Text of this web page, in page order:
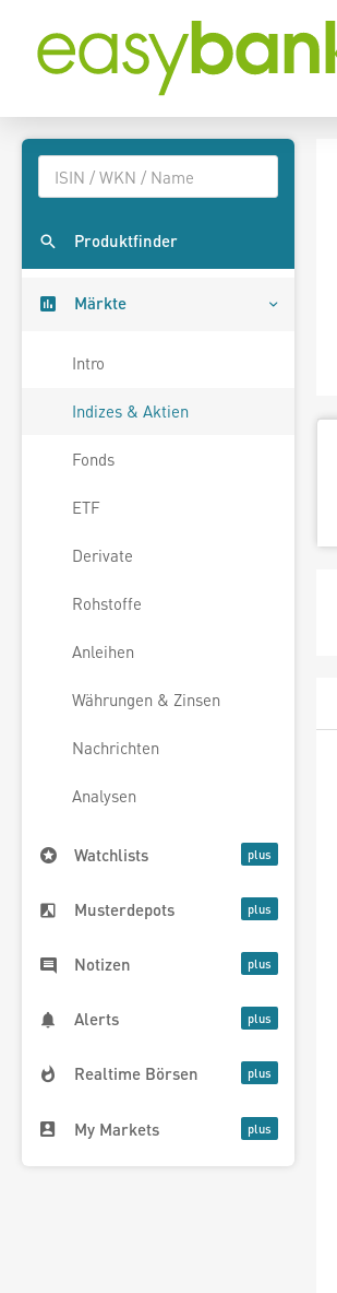
Produktfinder
Märkte
Intro
Indizes & Aktien
Fonds
ETF
Derivate
Rohstoffe
Anleihen
Währungen & Zinsen
Nachrichten
Analysen
Watchlists
Musterdepots
Notizen
Alerts
Realtime Börsen
My Markets